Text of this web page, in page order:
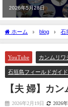
2026年5月28日
ホーム blog 石
リワシ Crested serpent
YouTube カンムリワ
石垣島フィールドガイ
【夫 婦】カ
2026年2月19日 2026